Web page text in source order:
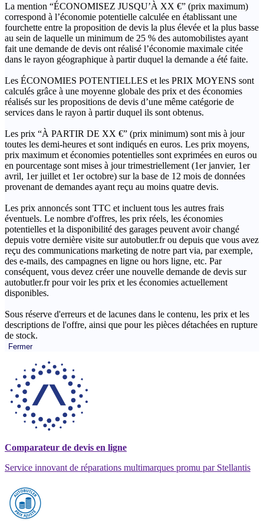
La mention “ÉCONOMISEZ JUSQU’À XX €” (prix maximum)
correspond à l’économie potentielle calculée en établissant une
fourchette entre la proposition de devis la plus élevée et la plus basse
au sein de laquelle un minimum de 25 % des automobilistes ayant
fait une demande de devis ont réalisé l’économie maximale citée
dans le rayon géographique à partir duquel la demande a été faite.
Les ÉCONOMIES POTENTIELLES et les PRIX MOYENS sont
calculés grâce à une moyenne globale des prix et des économies
réalisés sur les propositions de devis d’une même catégorie de
services dans le rayon à partir duquel ils sont obtenus.
Les prix “À PARTIR DE XX €” (prix minimum) sont mis à jour
toutes les demi-heures et sont indiqués en euros. Les prix moyens,
prix maximum et économies potentielles sont exprimées en euros ou
en pourcentage sont mises à jour trimestriellement (1er janvier, 1er
avril, 1er juillet et 1er octobre) sur la base de 12 mois de données
provenant de demandes ayant reçu au moins quatre devis.
Les prix annoncés sont TTC et incluent tous les autres frais
éventuels. Le nombre d'offres, les prix réels, les économies
potentielles et la disponibilité des garages peuvent avoir changé
depuis votre dernière visite sur autobutler.fr ou depuis que vous avez
reçu des communications marketing de notre part via, par exemple,
des e-mails, des campagnes en ligne ou hors ligne, etc. Par
conséquent, vous devez créer une nouvelle demande de devis sur
autobutler.fr pour voir les prix et les économies actuellement
disponibles.
Sous réserve d'erreurs et de lacunes dans le contenu, les prix et les
descriptions de l'offre, ainsi que pour les pièces détachées en rupture
de stock.
Fermer
Comparateur de devis en ligne
Service innovant de réparations multimarques promu par Stellantis